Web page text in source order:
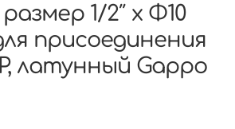
размер 1/2″ x Φ10
присоединения
латунный Gappo